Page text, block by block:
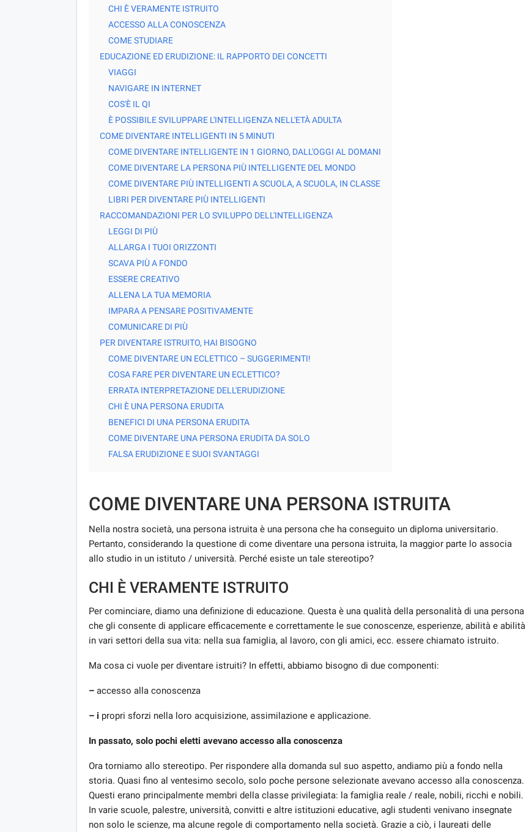
CHI È VERAMENTE ISTRUITO
ACCESSO ALLA CONOSCENZA
COME STUDIARE
EDUCAZIONE ED ERUDIZIONE: IL RAPPORTO DEI CONCETTI
VIAGGI
NAVIGARE IN INTERNET
COS'È IL QI
È POSSIBILE SVILUPPARE L'INTELLIGENZA NELL'ETÀ ADULTA
COME DIVENTARE INTELLIGENTI IN 5 MINUTI
COME DIVENTARE INTELLIGENTE IN 1 GIORNO, DALL'OGGI AL DOMANI
COME DIVENTARE LA PERSONA PIÙ INTELLIGENTE DEL MONDO
COME DIVENTARE PIÙ INTELLIGENTI A SCUOLA, A SCUOLA, IN CLASSE
LIBRI PER DIVENTARE PIÙ INTELLIGENTI
RACCOMANDAZIONI PER LO SVILUPPO DELL'INTELLIGENZA
LEGGI DI PIÙ
ALLARGA I TUOI ORIZZONTI
SCAVA PIÙ A FONDO
ESSERE CREATIVO
ALLENA LA TUA MEMORIA
IMPARA A PENSARE POSITIVAMENTE
COMUNICARE DI PIÙ
PER DIVENTARE ISTRUITO, HAI BISOGNO
COME DIVENTARE UN ECLETTICO – SUGGERIMENTI!
COSA FARE PER DIVENTARE UN ECLETTICO?
ERRATA INTERPRETAZIONE DELL'ERUDIZIONE
CHI È UNA PERSONA ERUDITA
BENEFICI DI UNA PERSONA ERUDITA
COME DIVENTARE UNA PERSONA ERUDITA DA SOLO
FALSA ERUDIZIONE E SUOI SVANTAGGI
COME DIVENTARE UNA PERSONA ISTRUITA
Nella nostra società, una persona istruita è una persona che ha conseguito un diploma universitario.
Pertanto, considerando la questione di come diventare una persona istruita, la maggior parte lo associa
allo studio in un istituto / università. Perché esiste un tale stereotipo?
CHI È VERAMENTE ISTRUITO
Per cominciare, diamo una definizione di educazione. Questa è una qualità della personalità di una persona
che gli consente di applicare efficacemente e correttamente le sue conoscenze, esperienze, abilità e abilità
in vari settori della sua vita: nella sua famiglia, al lavoro, con gli amici, ecc. essere chiamato istruito.
Ma cosa ci vuole per diventare istruiti? In effetti, abbiamo bisogno di due componenti:
–accesso alla conoscenza
– i propri sforzi nella loro acquisizione, assimilazione e applicazione.
In passato, solo pochi eletti avevano accesso alla conoscenza
Ora torniamo allo stereotipo. Per rispondere alla domanda sul suo aspetto, andiamo più a fondo nella
storia. Quasi fino al ventesimo secolo, solo poche persone selezionate avevano accesso alla conoscenza.
Questi erano principalmente membri della classe privilegiata: la famiglia reale / reale, nobili, ricchi e nobili.
In varie scuole, palestre, università, convitti e altre istituzioni educative, agli studenti venivano insegnate
non solo le scienze, ma alcune regole di comportamento nella società. Grazie a ciò, i laureati delle